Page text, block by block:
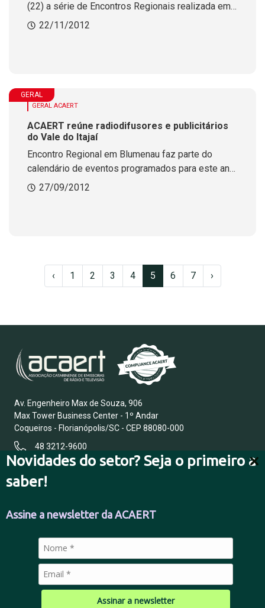
Novidades do setor? Seja o primeiro a
saber!
Assine a newsletter da ACAERT
Assinar a newsletter
(22) a série de Encontros Regionais realizada em
seis municípios de Santa Catarina.<BR>
22/11/2012
GERAL
GERAL ACAERT
ACAERT reúne radiodifusores e publicitários
do Vale do Itajaí
Encontro Regional em Blumenau faz parte do
calendário de eventos programados para este ano.
Objetivo é aproximar a entidade do associado.
27/09/2012
‹ 1 2 3 4 5 6 7 ›
Av. Engenheiro Max de Souza, 906
Max Tower Business Center - 1º Andar
Coqueiros - Florianópolis/SC - CEP 88080-000
48 3212-9600
FALE CONOSCO
POLÍTICA DE PRIVACIDADE
© 2026 Todos os direitos reservados.